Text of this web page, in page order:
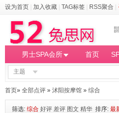
设为首页 加入收藏 TAG标签 RSS聚合
男士SPA会所 首页
主题
首页» 全部点评 » 沭阳按摩馆 » 综合
筛选: 综合 好评 差评 图文 精华 排序: 最